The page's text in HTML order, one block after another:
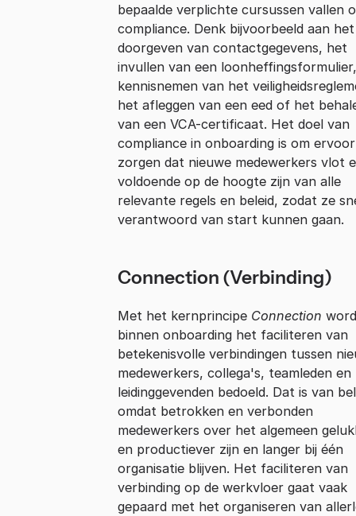
bepaalde verplichte cursussen vallen
compliance. Denk bijvoorbeeld aan het
doorgeven van contactgegevens, het
invullen van een
kennisnemen van het
het afleggen van een eed of het
van een VCA-certificaat. Het doel van
compliance in onboarding is om
zorgen dat nieuwe medewerkers vlot
voldoende op de hoogte zijn van alle
relevante regels en beleid, zodat ze
verantwoord van start kunnen gaan.
Connection (Verbinding)
Met het kernprincipeConnection
binnen onboarding het faciliteren van
betekenisvolle verbindingen tussen
medewerkers, collega's, teamleden en
leidinggevenden bedoeld. Dat is van
omdat betrokken en verbonden
medewerkers over het algemeen
en productiever zijn en langer bij één
organisatie blijven. Het faciliteren van
verbinding op de werkvloer gaat vaak
gepaard met het organiseren van